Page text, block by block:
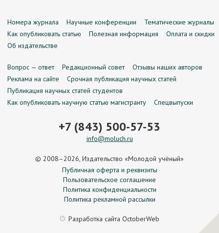
Номера журнала Научные конференции
Тематические журналы
Как опубликовать статью
Полезная информация
Оплата и скидки
Об издательстве
Вопрос — ответ Редакционный совет
Отзывы наших авторов
Реклама на сайте
Срочная публикация научных статей
Публикация научных статей студентов
Как опубликовать научную статью магистранту
Спецвыпуски
+7 (843) 500-57-53
info@moluch.ru
© 2008–2026, Издательство «Молодой учёный»
Публичная оферта и реквизиты
Пользовательское соглашение
Политика конфиденциальности
Политика рекламной рассылки
Разработка сайта OctoberWeb